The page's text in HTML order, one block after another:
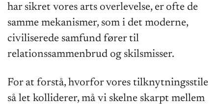
har sikret vores arts overlevelse, er ofte de
samme mekanismer, som i det moderne,
civiliserede samfund fører til
relationssammenbrud og skilsmisser.
For at forstå, hvorfor vores tilknytningsstile
så let kolliderer, må vi skelne skarpt mellem